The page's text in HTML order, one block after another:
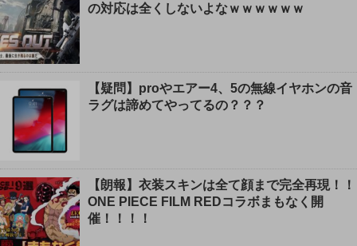
の対応は全くしないよなｗｗｗｗｗｗ
【疑問】proやエアー4、5の無線イヤホンの音
ラグは諦めてやってるの？？？
【朗報】衣装スキンは全て顔まで完全再現！！
ONE PIECE FILM REDコラボまもなく開
催！！！！